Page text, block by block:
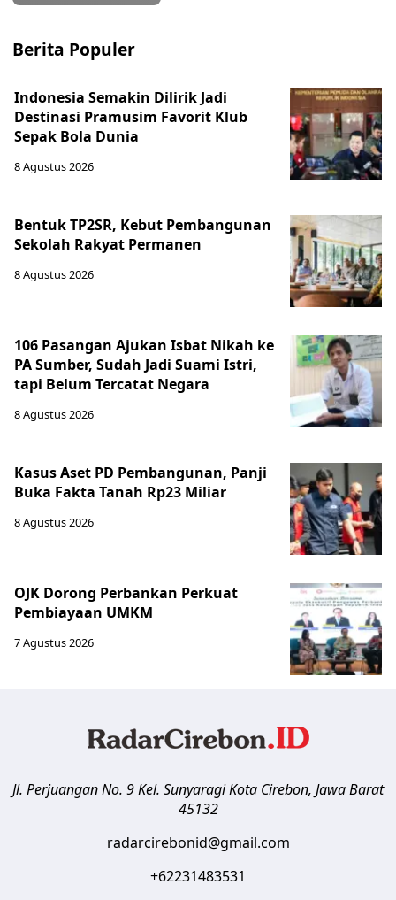
Berita Populer
Indonesia Semakin Dilirik Jadi
Destinasi Pramusim Favorit Klub
Sepak Bola Dunia
8 Agustus 2026
Bentuk TP2SR, Kebut Pembangunan
Sekolah Rakyat Permanen
8 Agustus 2026
106 Pasangan Ajukan Isbat Nikah ke
PA Sumber, Sudah Jadi Suami Istri,
tapi Belum Tercatat Negara
8 Agustus 2026
Kasus Aset PD Pembangunan, Panji
Buka Fakta Tanah Rp23 Miliar
8 Agustus 2026
OJK Dorong Perbankan Perkuat
Pembiayaan UMKM
7 Agustus 2026
Jl. Perjuangan No. 9 Kel. SunyaragiKota Cirebon, Jawa Barat
45132
radarcirebonid@gmail.com
+62231483531